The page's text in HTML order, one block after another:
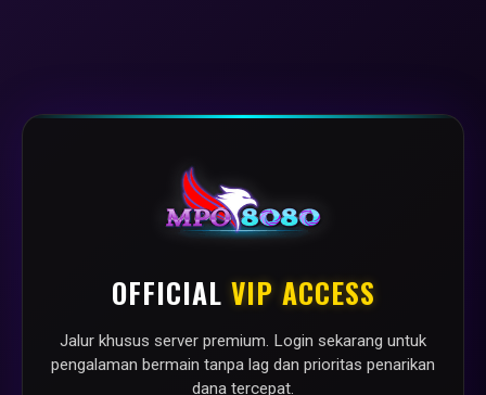
OFFICIAL VIP ACCESS
Jalur khusus server premium. Login sekarang untuk
pengalaman bermain tanpa lag dan prioritas penarikan
dana tercepat.